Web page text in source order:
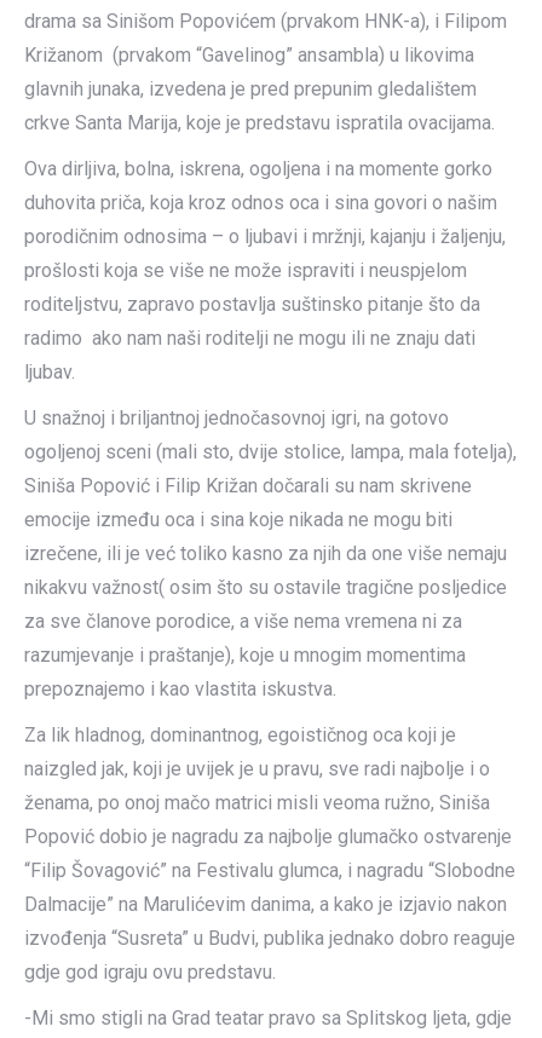
drama sa Sinišom Popovićem (prvakom HNK-a), i Filipom
Križanom (prvakom “Gavelinog” ansambla) u likovima
glavnih junaka, izvedena je pred prepunim gledalištem
crkve Santa Marija, koje je predstavu ispratila ovacijama.
Ova dirljiva, bolna, iskrena, ogoljena i na momente gorko
duhovita priča, koja kroz odnos oca i sina govori o našim
porodičnim odnosima – o ljubavi i mržnji, kajanju i žaljenju,
prošlosti koja se više ne može ispraviti i neuspjelom
roditeljstvu, zapravo postavlja suštinsko pitanje što da
radimo ako nam naši roditelji ne mogu ili ne znaju dati
ljubav.
U snažnoj i briljantnoj jednočasovnoj igri, na gotovo
ogoljenoj sceni (mali sto, dvije stolice, lampa, mala fotelja),
Siniša Popović i Filip Križan dočarali su nam skrivene
emocije između oca i sina koje nikada ne mogu biti
izrečene, ili je već toliko kasno za njih da one više nemaju
nikakvu važnost( osim što su ostavile tragične posljedice
za sve članove porodice, a više nema vremena ni za
razumjevanje i praštanje), koje u mnogim momentima
prepoznajemo i kao vlastita iskustva.
Za lik hladnog, dominantnog, egoističnog oca koji je
naizgled jak, koji je uvijek je u pravu, sve radi najbolje i o
ženama, po onoj mačo matrici misli veoma ružno, Siniša
Popović dobio je nagradu za najbolje glumačko ostvarenje
“Filip Šovagović” na Festivalu glumca, i nagradu “Slobodne
Dalmacije” na Marulićevim danima, a kako je izjavio nakon
izvođenja “Susreta” u Budvi, publika jednako dobro reaguje
gdje god igraju ovu predstavu.
-Mi smo stigli na Grad teatar pravo sa Splitskog ljeta, gdje